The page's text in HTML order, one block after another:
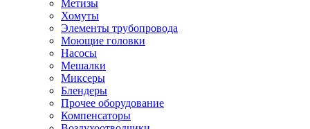
Метизы
Хомуты
Элементы трубопровода
Моющие головки
Насосы
Мешалки
Миксеры
Блендеры
Прочее оборудование
Компенсаторы